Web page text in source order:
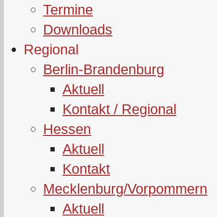
Termine
Downloads
Regional
Berlin-Brandenburg
Aktuell
Kontakt / Regional
Hessen
Aktuell
Kontakt
Mecklenburg/Vorpommern
Aktuell